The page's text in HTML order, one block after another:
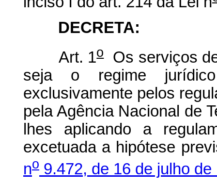
DECRETA:
Art. 1oOs serviços
seja o regime
exclusivamente pelos
pela Agência Nacional de
lhes aplicando a
excetuada a hipótese
no 9.472, de 16 de julho de